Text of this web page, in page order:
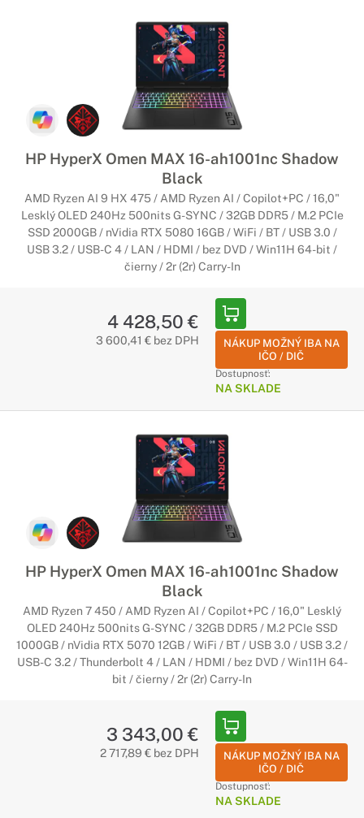
HP HyperX Omen MAX 16-ah1001nc Shadow
Black
AMD Ryzen AI 9 HX 475 / AMD Ryzen AI / Copilot+PC / 16,0"
Lesklý OLED 240Hz 500nits G-SYNC / 32GB DDR5 / M.2 PCIe
SSD 2000GB / nVidia RTX 5080 16GB / WiFi / BT / USB 3.0 /
USB 3.2 / USB-C 4 / LAN / HDMI / bez DVD / Win11H 64-bit /
čierny / 2r (2r) Carry-In
4 428,50 €
3 600,41 € bez DPH
NÁKUP MOŽNÝ IBA NA
IČO / DIČ
Dostupnosť:
NA SKLADE
HP HyperX Omen MAX 16-ah1001nc Shadow
Black
AMD Ryzen 7 450 / AMD Ryzen AI / Copilot+PC / 16,0" Lesklý
OLED 240Hz 500nits G-SYNC / 32GB DDR5 / M.2 PCIe SSD
1000GB / nVidia RTX 5070 12GB / WiFi / BT / USB 3.0 / USB 3.2 /
USB-C 3.2 / Thunderbolt 4 / LAN / HDMI / bez DVD / Win11H 64-
bit / čierny / 2r (2r) Carry-In
3 343,00 €
2 717,89 € bez DPH
NÁKUP MOŽNÝ IBA NA
IČO / DIČ
Dostupnosť:
NA SKLADE